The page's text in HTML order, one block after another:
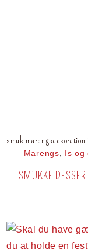
smuk
Marengs, Is
SMUKKE